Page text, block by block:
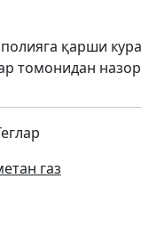
қарши
томонидан
газ